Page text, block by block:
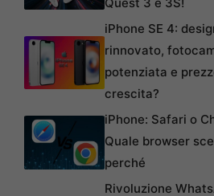
iPhone SE 4:
rinnovato,
potenziata e
crescita?
iPhone: Safari o
Quale browser
perché
Rivoluzione